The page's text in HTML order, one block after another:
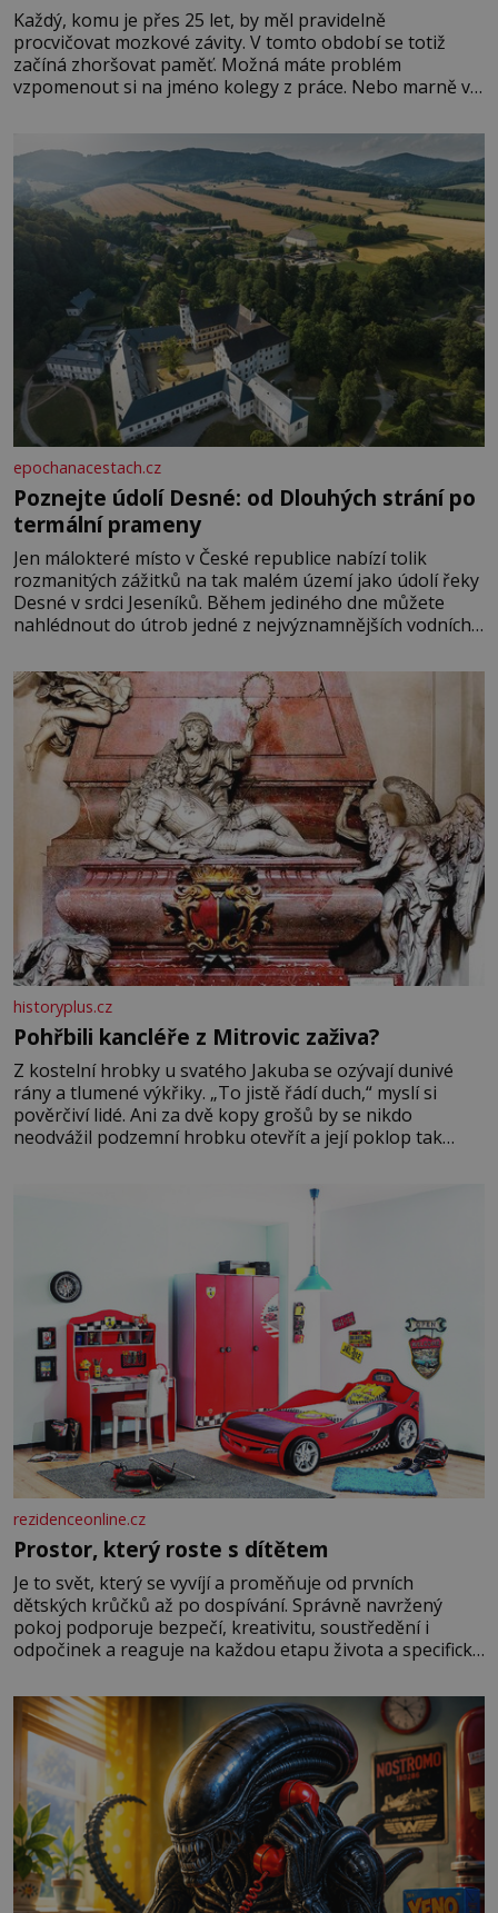
Každý, komu je přes 25 let, by měl pravidelně
procvičovat mozkové závity. V tomto období se totiž
začíná zhoršovat paměť. Možná máte problém
vzpomenout si na jméno kolegy z práce. Nebo marně v
Je to opravdu tak, s věkem jako kdyby se paměť
rozhodla stávkovat. Cvičte
epochanacestach.cz
Poznejte údolí Desné: od Dlouhých strání po
termální prameny
Jen málokteré místo v České republice nabízí tolik
rozmanitých zážitků na tak malém území jako údolí řeky
Desné v srdci Jeseníků. Během jediného dne můžete
nahlédnout do útrob jedné z nejvýznamnějších vodních
se na koloběžce a den zakončit poznáváním památek ve
Velkých Losinách nebo v termálním
historyplus.cz
Pohřbili kancléře z Mitrovic zaživa?
Z kostelní hrobky u svatého Jakuba se ozývají dunivé
rány a tlumené výkřiky. „To jistě řádí duch,“ myslí si
pověrčiví lidé. Ani za dvě kopy grošů by se nikdo
neodvážil podzemní hrobku otevřít a její poklop tak
rezidenceonline.cz
Prostor, který roste s dítětem
Je to svět, který se vyvíjí a proměňuje od prvních
dětských krůčků až po dospívání. Správně navržený
pokoj podporuje bezpečí, kreativitu, soustředění i
odpočinek a reaguje na každou etapu života a specifické
měkkost a bezpečí, proto by pokoj miminka měl působit
především klidně a útulně. Předškolní věk je